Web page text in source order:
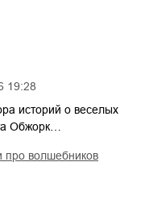
19:28
историй о веселых
Обжорк…
про волшебников